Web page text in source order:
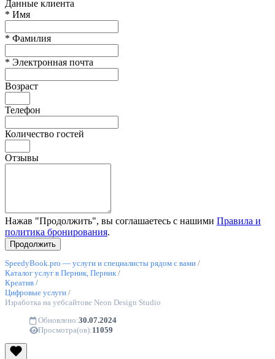
Данные клиента
* Имя
* Фамилия
* Электронная почта
Возраст
Телефон
Количество гостей
Отзывы
Нажав "Продолжить", вы соглашаетесь с нашими Правила и
политика бронирования.
SpeedyBook.pro — услуги и специалисты рядом с вами /
Каталог услуг в Перник, Перник/
Креатив /
Цифровые услуги /
Изработка на уебсайтове Neon Design Studio
Обновлено:30.07.2024
Просмотра(ов):11059